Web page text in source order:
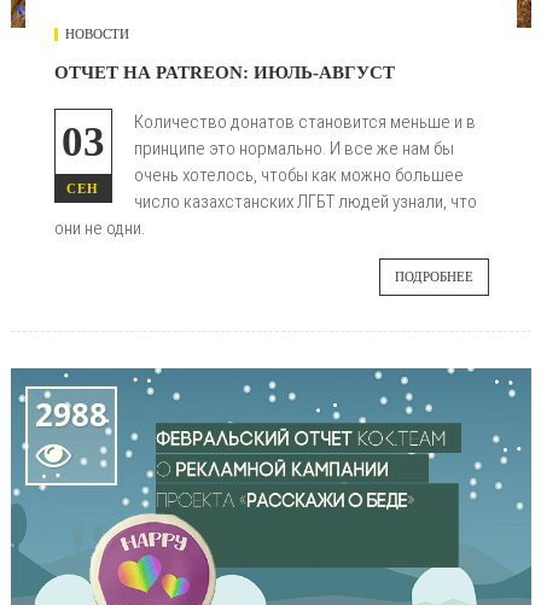
НОВОСТИ
ОТЧЕТ НА PATREON: ИЮЛЬ-АВГУСТ
03
СЕН
Количество донатов становится меньше и в
принципе это нормально. И все же нам бы
очень хотелось, чтобы как можно большее
число казахстанских ЛГБТ людей узнали, что
они не одни.
ПОДРОБНЕЕ
2988
